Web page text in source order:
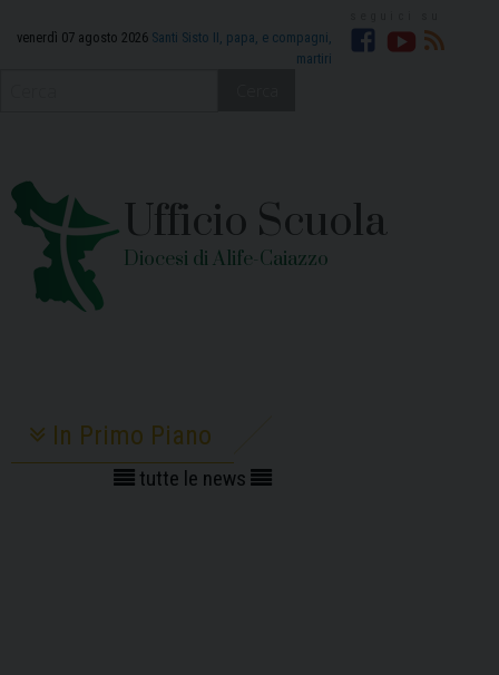
venerdì 07 agosto 2026 Santi Sisto II, papa, e compagni,
martiri
Ufficio Scuola
Diocesi di Alife-Caiazzo
In Primo Piano
tutte le news